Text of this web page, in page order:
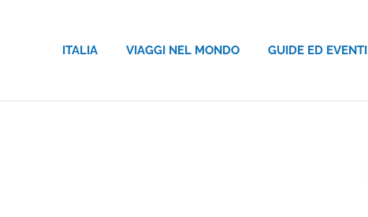
ITALIA VIAGGI NEL MONDO GUIDE ED EVENTI